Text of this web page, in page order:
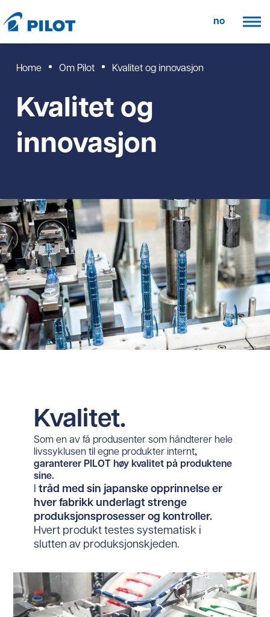
no
Home Om Pilot Kvalitet og innovasjon
Kvalitet og
innovasjon
Kvalitet.
Som en av få produsenter som håndterer hele
livssyklusen til egne produkter internt,
garanterer PILOT høy kvalitet på produktene
sine.
tråd med sin japanske opprinnelse er
hver fabrikk underlagt strenge
produksjonsprosesser og kontroller.
Hvert produkt testes systematisk i
slutten av produksjonskjeden.